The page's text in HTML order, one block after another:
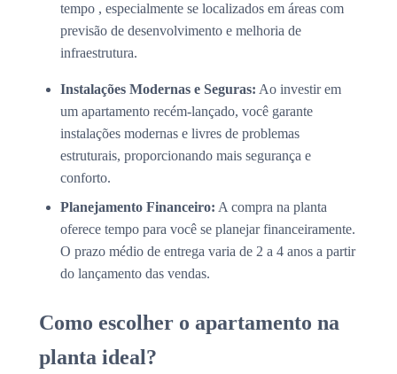
tempo , especialmente se localizados em áreas com
previsão de desenvolvimento e melhoria de
infraestrutura.
Instalações Modernas e Seguras: Ao investir em
um apartamento recém-lançado, você garante
instalações modernas e livres de problemas
estruturais, proporcionando mais segurança e
conforto.
Planejamento Financeiro: A compra na planta
oferece tempo para você se planejar financeiramente.
O prazo médio de entrega varia de 2 a 4 anos a partir
do lançamento das vendas.
Como escolher o apartamento na
planta ideal?